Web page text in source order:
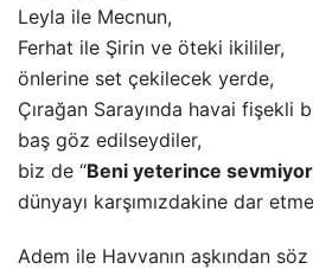
Leyla ile Mecnun,
Ferhat ile Şirin ve öteki ikililer,
önlerine set çekilecek yerde,
Çırağan Sarayında havai fişekli
baş göz edilseydiler,
biz de “Beni yeterince
dünyayı karşımızdakine dar
Adem ile Havvanın aşkından